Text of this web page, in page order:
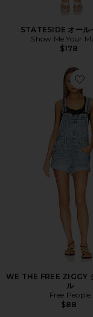
STATESIDE オール
Show Me Your
$178
WE THE FREE ZIGGY
ル
Free People
$88